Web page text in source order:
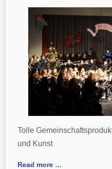
Tolle
und Kunst
Read more …